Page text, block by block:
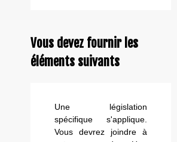
Vous devez fournir les
éléments suivants
Une législation
spécifique s'applique.
Vous devrez joindre à